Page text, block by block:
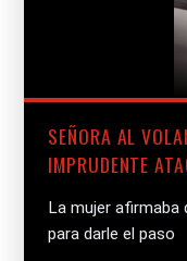
SEÑORA AL
IMPRUDENTE
La mujer afirmaba
para darle el paso